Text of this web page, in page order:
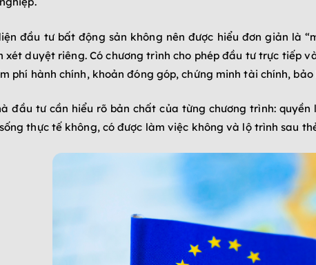
đầu tư bất động sản không nên được hiểu đơn giản là
duyệt riêng. Có chương trình cho phép đầu tư trực tiếp
phí hành chính, khoản đóng góp, chứng minh tài chính,
đầu tư cần hiểu rõ bản chất của từng chương trình:
thực tế không, có được làm việc không và lộ trình sau